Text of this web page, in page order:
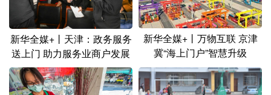
新华全媒+丨天津：政务服务
送上门 助力服务业商户发展
新华全媒+丨万物互联 京津
冀“海上门户”智慧升级